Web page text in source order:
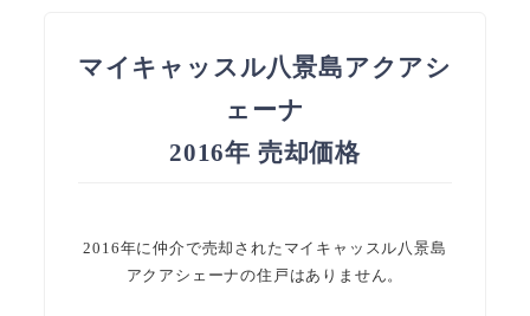
マイキャッスル八景島アクアシ
ェーナ
2016年 売却価格
2016年に仲介で売却されたマイキャッスル八景島
アクアシェーナの住戸はありません。